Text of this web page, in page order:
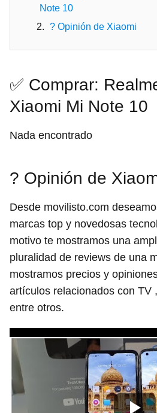
Note 10
? Opinión de Xiaomi
✅ Comprar:
Xiaomi Mi Note 10
Nada encontrado
? Opinión de
Desde movilisto.com
marcas top y novedosas
motivo te mostramos una
pluralidad de reviews de una
mostramos precios y
artículos relacionados con TV
entre otros.